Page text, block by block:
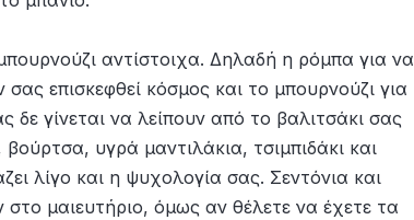
αντίστοιχα. Δηλαδή η ρόμπα για να
επισκεφθεί κόσμος και το μπουρνούζι για
δε γίνεται να λείπουν από το βαλιτσάκι σας
υγρά μαντιλάκια, τσιμπιδάκι και
λίγο και η ψυχολογία σας. Σεντόνια και
μαιευτήριο, όμως αν θέλετε να έχετε τα